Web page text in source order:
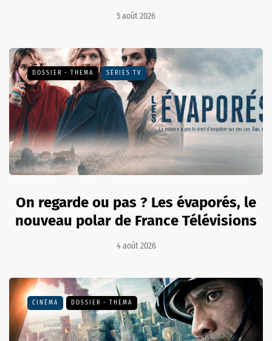
5 août 2026
DOSSIER - THEMA SÉRIES TV
On regarde ou pas ? Les évaporés, le
nouveau polar de France Télévisions
4 août 2026
CINÉMA DOSSIER - THEMA